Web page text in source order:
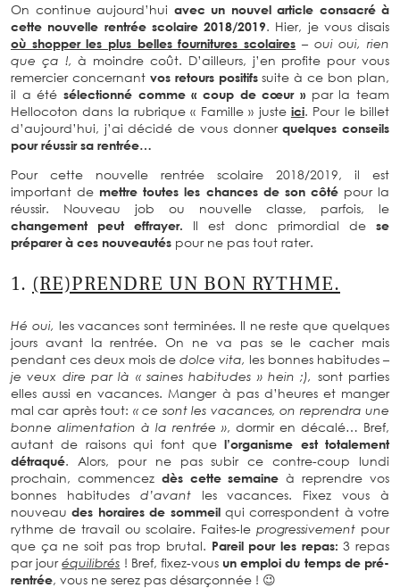
On continue aujourd’hui avec un nouvel article consacré à
cette nouvelle rentrée scolaire 2018/2019. Hier, je vous disais
où shopper les plus belles fournitures scolaires – oui oui, rien
que ça !, à moindre coût. D’ailleurs, j’en profite pour vous
remercier concernant vos retours positifssuite à ce bon plan,
il a été sélectionné comme « coup de cœur »par la team
Hellocoton dans la rubrique « Famille » juste ici. Pour le billet
d’aujourd’hui, j’ai décidé de vous donnerquelques conseils
pour réussir sa rentrée…
Pour cette nouvelle rentrée scolaire 2018/2019, il est
important de mettre toutes les chances de son côtépour la
réussir. Nouveau job ou nouvelle classe, parfois, le
changement peut effrayer. Il est donc primordial de se
préparer à ces nouveautés pour ne pas tout rater.
1. (RE)PRENDRE UN BON RYTHME.
Hé oui, les vacances sont terminées. Il ne reste que quelques
jours avant la rentrée. On ne va pas se le cacher mais
pendant ces deux mois de dolce vita, les bonnes habitudes –
je veux dire par là « saines habitudes » hein ;), sont parties
elles aussi en vacances. Manger à pas d’heures et manger
mal car après tout: « ce sont les vacances, on reprendra une
bonne alimentation à la rentrée », dormir en décalé… Bref,
autant de raisons qui font quel’organisme est totalement
détraqué. Alors, pour ne pas subir ce contre-coup lundi
prochain, commencez dès cette semaine à reprendre vos
bonnes habitudes d’avantles vacances. Fixez vous à
nouveaudes horaires de sommeilqui correspondent à votre
rythme de travail ou scolaire. Faites-leprogressivement pour
que ça ne soit pas trop brutal. Pareil pour les repas: 3 repas
par jouréquilibrés ! Bref, fixez-vous un emploi du temps de pré-
rentrée, vous ne serez pas désarçonnée ! 😉